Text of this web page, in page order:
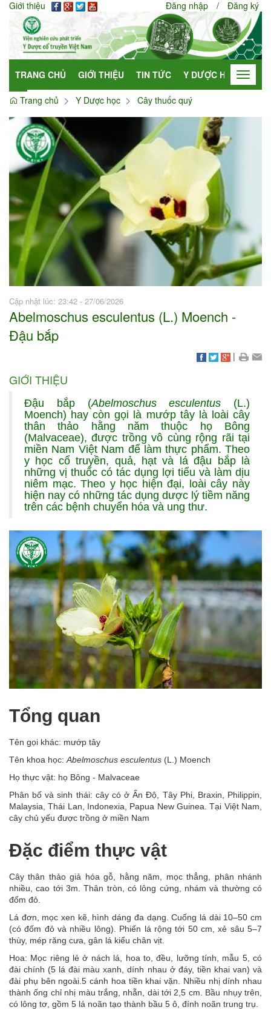
Giới thiệu Đăng nhập / Đăng ký
TRANG CHỦ GIỚI THIỆU TIN TỨC Y DƯỢC HỌC Toggle
Trang chủ
Y Dược học Cây thuốc quý
Cập nhật lúc: 23:42 - 27/06/2026
Abelmoschus esculentus (L.) Moench -
Đậu bắp
|
GIỚI THIỆU
Đậu bắp (Abelmoschus esculentus (L.)
Moench) hay còn gọi là mướp tây là loài cây
thân thảo hằng năm thuộc họ Bông
(Malvaceae), được trồng vô cùng rộng rãi tại
miền Nam Việt Nam để làm thực phẩm. Theo
y học cổ truyền, quả, hạt và lá đậu bắp là
những vị thuốc có tác dụng lợi tiểu và làm dịu
niêm mạc. Theo y học hiện đại, loài cây này
hiện nay có những tác dụng dược lý tiềm năng
trên các bệnh chuyển hóa và ung thư.
Tổng quan
Tên gọi khác: mướp tây
Tên khoa học: Abelmoschus esculentus (L.) Moench
Họ thực vật: họ Bông - Malvaceae
Phân bố và sinh thái: cây có ở Ấn Độ, Tây Phi, Braxin, Philippin,
Malaysia, Thái Lan, Indonexia, Papua New Guinea. Tại Việt Nam,
cây chủ yếu được trồng ở miền Nam
Đặc điểm thực vật
Cây thân thảo giả hóa gỗ, hằng năm, mọc thẳng, phân nhánh
nhiều, cao tới 3m. Thân tròn, có lông cứng, nhám và thường có
đốm đỏ.
Lá đơn, mọc xen kẽ, hình dáng đa dạng. Cuống lá dài 10–50 cm
(có đốm đỏ và nhiều lông). Phiến lá rộng tới 50 cm, xẻ sâu 5–7
thùy, mép răng cưa, gân lá kiểu chân vịt.
Hoa: Mọc riêng lẻ ở nách lá, hoa to, đều, lưỡng tính, mẫu 5, có
đài chính (5 lá đài màu xanh, dính nhau ở đáy, tiền khai van) và
đài phụ bên ngoài.5 cánh hoa tiền khai vặn. Nhiều nhị dính nhau
thành ống chỉ nhị màu trắng, nhẵn, dài tới 2,5 cm. Bầu nhụy trên,
có lông tơ, gồm 5 lá noãn tạo thành bầu 5 ô, đính noãn trung trụ.